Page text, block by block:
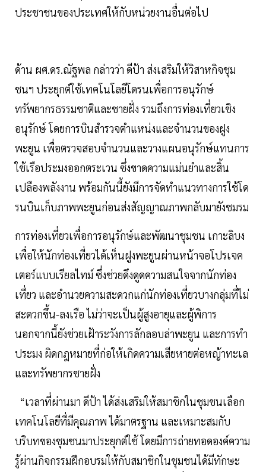
ประชาชนของประเทศให้กับหน่วยงานอื่นต่อไป
ด้าน ผศ.ดร.ณัฐพล กล่าวว่า ดีป้า ส่งเสริมให้วิสาหกิจชุม
ชนฯ ประยุกต์ใช้เทคโนโลยีโดรนเพื่อการอนุรักษ์
ทรัพยากรธรรมชาติและชายฝั่ง รวมถึงการท่องเที่ยวเชิง
อนุรักษ์ โดยการบินสำรวจตำแหน่งและจำนวนของฝูง
พะยูน เพื่อตรวจสอบจำนวนและวางแผนอนุรักษ์แทนการ
ใช้เรือประมงออกตระเวน ซึ่งขาดความแม่นยำและสิ้น
เปลืองพลังงาน พร้อมกันนี้ยังมีการจัดทำแนวทางการใช้โด
รนบินเก็บภาพพะยูนก่อนส่งสัญญาณภาพกลับมายังชมรม
การท่องเที่ยวเพื่อการอนุรักษ์และพัฒนาชุมชน เกาะลิบง
เพื่อให้นักท่องเที่ยวได้เห็นฝูงพะยูนผ่านหน้าจอโปรเจค
เตอร์แบบเรียลไทม์ ซึ่งช่วยดึงดูดความสนใจจากนักท่อง
เที่ยว และอำนวยความสะดวกแก่นักท่องเที่ยวบางกลุ่มที่ไม่
สะดวกขึ้น-ลงเรือ ไม่ว่าจะเป็นผู้สูงอายุและผู้พิการ
นอกจากนี้ยังช่วยเฝ้าระวังการลักลอบล่าพะยูน และการทำ
ประมง ผิดกฎหมายที่ก่อให้เกิดความเสียหายต่อหญ้าทะเล
และทรัพยากรชายฝั่ง
​ “เวลาที่ผ่านมา ดีป้า ได้ส่งเสริมให้สมาชิกในชุมชนเลือก
เทคโนโลยีที่มีคุณภาพ ได้มาตรฐาน และเหมาะสมกับ
บริบทของชุมชนมาประยุกต์ใช้ โดยมีการถ่ายทอดองค์ความ
รู้ผ่านกิจกรรมฝึกอบรมให้กับสมาชิกในชุมชนได้มีทักษะ